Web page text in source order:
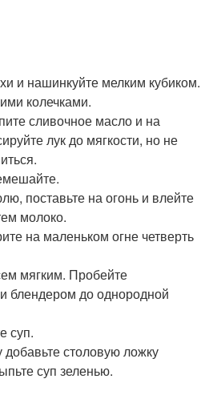
и нашинкуйте мелким кубиком.
колечками.
сливочное масло и на
лук до мягкости, но не
поставьте на огонь и влейте
молоко.
на маленьком огне четверть
мягким. Пробейте
блендером до однородной
суп.
столовую ложку
суп зеленью.